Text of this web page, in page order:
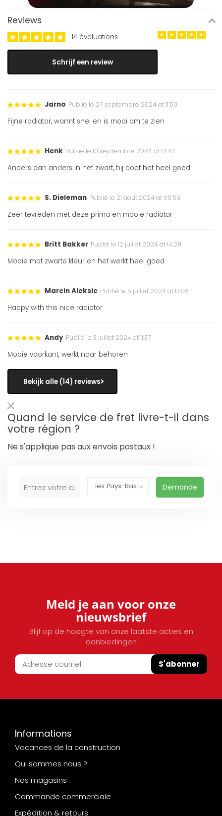
Reviews
14 évaluations
Schrijf een review
Jarno Publié le 27 septembre 2024 at 11:50
Fijne radiator, warmt snel en is mooi om te zien
Henk Publié le 10 septembre 2024 at 12:44
Anders dan anders in het zwart, hij doet het heel goed
S. Dieleman Publié le 21 août 2024 at 09:59
Zeer tevreden met deze prima en mooie radiator
Britt Bakker Publié le 12 juillet 2024 at 14:28
Mooie mat zwarte kleur en het werkt heel goed
Marcin Aleksic Publié le 5 juillet 2024 at 13:06
Happy with this nice radiator
Andy Publié le 3 juillet 2024 at 11:37
Mooie voorkant, werkt naar behoren
Bekijk alle (14) reviews
Quand le service de fret livre-t-il dans
votre région ?
Ne s'applique pas aux envois postaux !
Demande
Meld je aan voor onze
nieuwsbrief
Blijf op de hoogte van onze laatste acties en
aanbiedingen
S'abonner
Informations
Vacances de la construction
Qui sommes nous ?
Nos magasins
Commande commerciale
Expédition & retours